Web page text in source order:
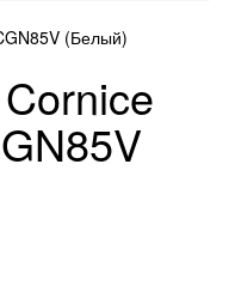
(Белый)